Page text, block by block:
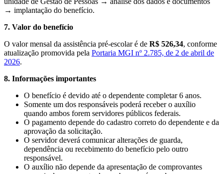
→ implantação do benefício.
7. Valor do benefício
O valor mensal da assistência pré-escolar é de R$ 526,34, conforme
atualização promovida pela Portaria MGI nº 2.785, de 2 de abril de
2026.
8. Informações importantes
O benefício é devido até o dependente completar 6 anos.
Somente um dos responsáveis poderá receber o auxílio
quando ambos forem servidores públicos federais.
O pagamento depende do cadastro correto do dependente e da
aprovação da solicitação.
O servidor deverá comunicar alterações de guarda,
dependência ou recebimento do benefício pelo outro
responsável.
O auxílio não depende da apresentação de comprovantes